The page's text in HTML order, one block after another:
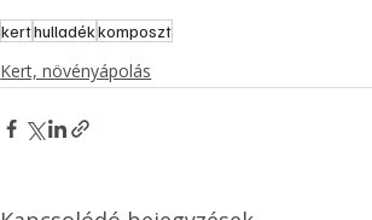
kerthulladékkomposzt
Kert, növényápolás